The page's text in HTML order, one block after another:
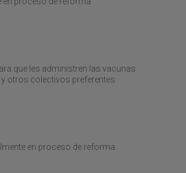
que les administren las vacunas
otros colectivos preferentes
en proceso de reforma.